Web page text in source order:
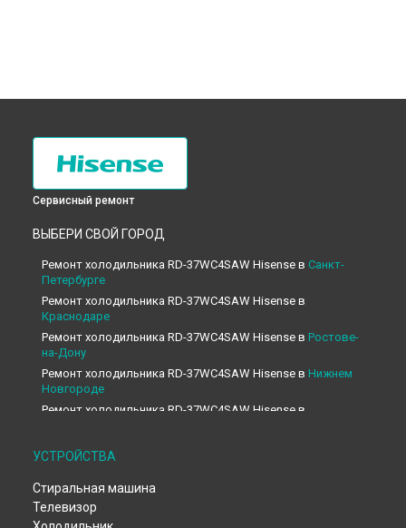
Сервисный ремонт
ВЫБЕРИ СВОЙ ГОРОД
Ремонт холодильника RD-37WC4SAW Hisense в Санкт-
Петербурге
Ремонт холодильника RD-37WC4SAW Hisense в
Краснодаре
Ремонт холодильника RD-37WC4SAW Hisense в Ростове-
на-Дону
Ремонт холодильника RD-37WC4SAW Hisense в Нижнем
Новгороде
Ремонт холодильника RD-37WC4SAW Hisense в
Ремонт холодильника RD-37WC4SAW Hisense в
Челябинске
Ремонт холодильника RD-37WC4SAW Hisense в
Екатеринбурге
Ремонт холодильника RD-37WC4SAW Hisense в
УСТРОЙСТВА
Стиральная машина
Телевизор